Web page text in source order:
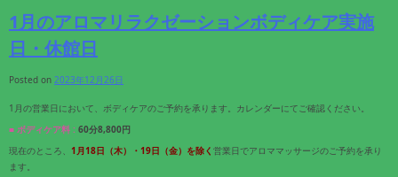
1月のアロマリラクゼーションボディケア実施
日・休館日
Posted on 2023年12月26日
1月の営業日において、ボディケアのご予約を承ります。カレンダーにてご確認ください。
■ ボディケア料 : 60分8,800円
現在のところ、 1月18日（木）・19日（金） を除く 営業日でアロママッサージのご予約を承り
ます。